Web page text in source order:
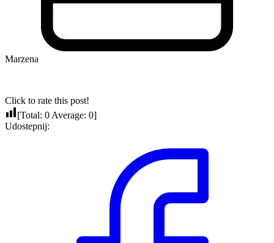
Marzena
Click to rate this post!
[Total: 0 Average: 0]
Udostepnij: